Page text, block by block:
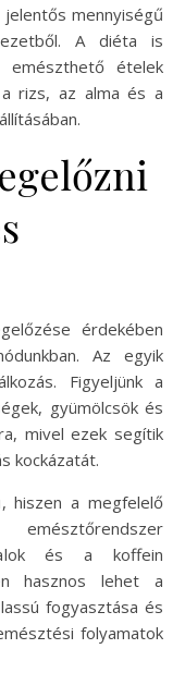
mennyiségű
A diéta is
emészthető ételek
rizs, az alma és a
érdekében
Az egyik
Figyeljünk a
gyümölcsök és
mivel ezek segítik
kockázatát.
hiszen a megfelelő
és a koffein
hasznos lehet a
fogyasztása és
folyamatok